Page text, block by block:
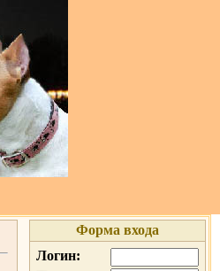
Форма входа
Логин: